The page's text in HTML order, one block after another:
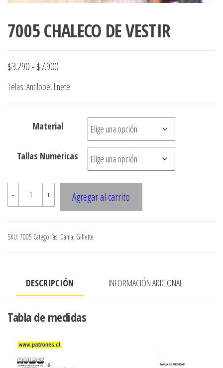
7005 CHALECO DE VESTIR
$3.290- $7.900Rango
de
$3.290
Telas: Antilope, linete.
Material
Tallas Numericas
-
7005
CHALECO
VESTIR
cantidad
+ Agregar al carrito
SKU: 7005 Categorías: Dama, Gillette
DESCRIPCIÓN INFORMACIÓN ADICIONAL
Tabla de medidas